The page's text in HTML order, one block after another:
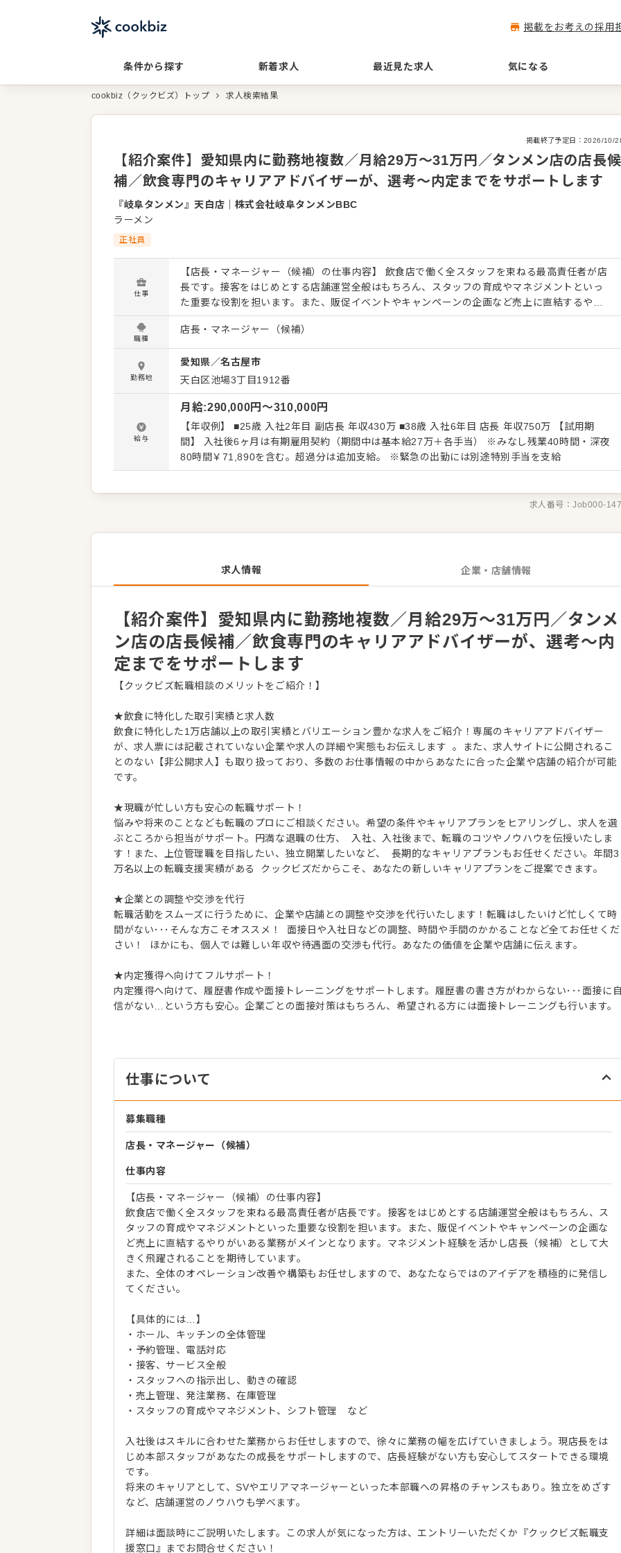
掲載をお考えの採用
条件から探す 新着求人 最近見た求人 気になる
cookbiz（クックビズ）トップ 求人検索結果
掲載終了予定日： 2026/10/
【紹介案件】愛知県内に勤務地複数／月給29万～31万円／タンメン店の店長候
補／飲食専門のキャリアアドバイザーが、選考～内定までをサポートします
『岐阜タンメン』天白店
株式会社岐阜タンメンBBC
ラーメン
正社員
仕事
【店長・マネージャー（候補）の仕事内容】 飲食店で働く全スタッフを束ねる最高責任者が店
長です。接客をはじめとする店舗運営全般はもちろん、スタッフの育成やマネジメントといっ
た重要な役割を担います。また、販促イベントやキャンペーンの企画など売上に直結するやり
がいある業務がメインとなります。マネジメント経験を活かし店長（候補）として大きく飛躍
されることを期待しています。 また、全体のオペレーション改善や構築もお任せしますので、
あなたならではのアイデアを積極的に発信してください。 【具体的には…】 ・ホール、キッチ
ンの全体管理 ・予約管理、電話対応 ・接客、サービス全般 ・スタッフへの指示出し、動きの
確認 ・売上管理、発注業務、在庫管理 ・スタッフの育成やマネジメント、シフト管理 など
入社後はスキルに合わせた業務からお任せしますので、徐々に業務の幅を広げていきましょ
う。現店長をはじめ本部スタッフがあなたの成長をサポートしますので、店長経験がない方も
安心してスタートできる環境です。 将来のキャリアとして、SVやエリアマネージャーといった
本部職への昇格のチャンスもあり。独立をめざすなど、店舗運営のノウハウも学べます。 詳細
は面談時にご説明いたします。この求人が気になった方は、エントリーいただくか『クックビ
ズ転職支援窓口』までお問合せください！
職種
店長・マネージャー（候補）
勤務地
愛知県／名古屋市
天白区池場3丁目1912番
給与
月給:290,000円〜310,000円
【年収例】 ■25歳 入社2年目 副店長 年収430万 ■38歳 入社6年目 店長 年収750万 【試用期
間】 入社後6ヶ月は有期雇用契約（期間中は基本給27万＋各手当） ※みなし残業40時間・深夜
80時間￥71,890を含む。超過分は追加支給。 ※緊急の出勤には別途特別手当を支給
求人番号：Job000-
求人情報 企業・店舗情報
【紹介案件】愛知県内に勤務地複数／月給29万～31万円／タンメ
ン店の店長候補／飲食専門のキャリアアドバイザーが、選考～内
定までをサポートします
【クックビズ転職相談のメリットをご紹介！】
★飲食に特化した取引実績と求人数
飲食に特化した1万店舗以上の取引実績とバリエーション豊かな求人をご紹介！専属のキャリアアドバイザー
が、求人票には記載されていない企業や求人の詳細や実態もお伝えします 。また、求人サイトに公開されるこ
とのない【非公開求人】も取り扱っており、多数のお仕事情報の中からあなたに合った企業や店舗の紹介が可能
です。
★現職が忙しい方も安心の転職サポート！
悩みや将来のことなども転職のプロにご相談ください。希望の条件やキャリアプランをヒアリングし、求人を選
ぶところから担当がサポート。円満な退職の仕方、 入社、入社後まで、転職のコツやノウハウを伝授いたしま
す！また、上位管理職を目指したい、独立開業したいなど、 長期的なキャリアプランもお任せください。年間3
万名以上の転職支援実績がある クックビズだからこそ、あなたの新しいキャリアプランをご提案できます。
★企業との調整や交渉を代行
転職活動をスムーズに行うために、企業や店舗との調整や交渉を代行いたします！転職はしたいけど忙しくて時
間がない･･･そんな方こそオススメ！ 面接日や入社日などの調整、時間や手間のかかることなど全てお任せくだ
さい！ ほかにも、個人では難しい年収や待遇面の交渉も代行。あなたの価値を企業や店舗に伝えます。
★内定獲得へ向けてフルサポート！
内定獲得へ向けて、履歴書作成や面接トレーニングをサポートします。履歴書の書き方がわからない･･･面接に
信がない…という方も安心。企業ごとの面接対策はもちろん、希望される方には面接トレーニングも行います。
仕事について
募集職種
店長・マネージャー（候補）
仕事内容
【店長・マネージャー（候補）の仕事内容】
飲食店で働く全スタッフを束ねる最高責任者が店長です。接客をはじめとする店舗運営全般はもちろん、ス
タッフの育成やマネジメントといった重要な役割を担います。また、販促イベントやキャンペーンの企画な
ど売上に直結するやりがいある業務がメインとなります。マネジメント経験を活かし店長（候補）として大
きく飛躍されることを期待しています。
また、全体のオペレーション改善や構築もお任せしますので、あなたならではのアイデアを積極的に発信し
てください。
【具体的には…】
・ホール、キッチンの全体管理
・予約管理、電話対応
・接客、サービス全般
・スタッフへの指示出し、動きの確認
・売上管理、発注業務、在庫管理
・スタッフの育成やマネジメント、シフト管理 など
入社後はスキルに合わせた業務からお任せしますので、徐々に業務の幅を広げていきましょう。現店長をは
じめ本部スタッフがあなたの成長をサポートしますので、店長経験がない方も安心してスタートできる環境
です。
将来のキャリアとして、SVやエリアマネージャーといった本部職への昇格のチャンスもあり。独立をめざす
など、店舗運営のノウハウも学べます。
詳細は面談時にご説明いたします。この求人が気になった方は、エントリーいただくか『クックビズ転職支
援窓口』までお問合せください！